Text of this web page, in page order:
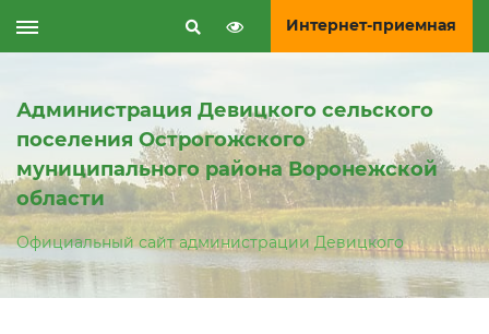
Интернет-приемная
Администрация Девицкого сельского
поселения Острогожского
муниципального района Воронежской
области
Официальный сайт администрации Девицкого